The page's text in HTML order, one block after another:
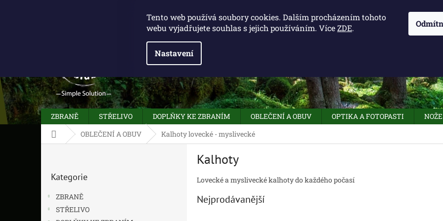
Tento web používá soubory cookies. Dalším procházením tohoto
webu vyjadřujete souhlas s jejich používáním. VíceZDE.
Nastavení
ZBRANĚ STŘELIVO DOPLŇKY KE ZBRANÍM OBLEČENÍ A OBUV OPTIKA A FOTOPASTI NOŽE
Domů OBLEČENÍ A OBUV Kalhoty lovecké - myslivecké
kategorie
Kategorie
ZBRANĚ
STŘELIVO
Kalhoty
Lovecké a myslivecké kalhoty do každého počasí
Nejprodávanější